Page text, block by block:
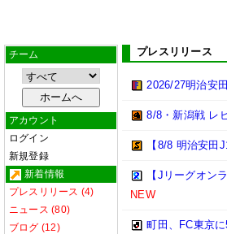
チーム
アカウント
ログイン
新規登録
新着情報
プレスリリース (4)
ニュース (80)
ブログ (12)
プレスリリース
2026/27明治安
8/8・新潟戦 レ
【8/8 明治安
【Jリーグオン
NEW
町田、FC東京